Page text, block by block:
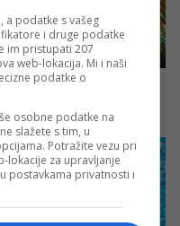
a podatke s vašeg
i druge podatke
im pristupati 207
web-lokacija. Mi i naši
podatke o
osobne podatke na
slažete s tim, u
Potražite vezu pri
lokacije za upravljanje
postavkama privatnosti i